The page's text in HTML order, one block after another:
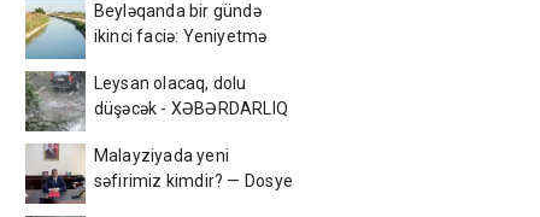
Beyləqanda bir gündə
ikinci faciə: Yeniyetmə
Leysan olacaq, dolu
düşəcək - XƏBƏRDARLIQ
Malayziyada yeni
səfirimiz kimdir? — Dosye